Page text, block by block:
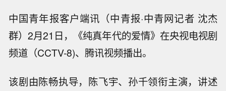
中国青年报客户端讯（中青报·中青网记者 沈杰
群）2月21日，《纯真年代的爱情》在央视电视剧
频道（CCTV-8)、腾讯视频播出。
该剧由陈畅执导，陈飞宇、孙千领衔主演，讲述